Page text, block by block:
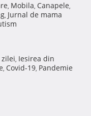
, Mobila, Canapele,
, Jurnal de mama
zilei, Iesirea din
, Covid-19, Pandemie